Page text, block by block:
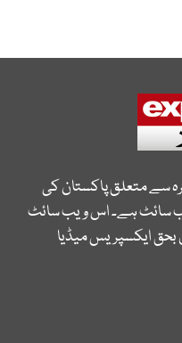
سے متعلق پاکستان کی
سائٹ ہے۔ اس ویب سائٹ
بحق ایکسپریس میڈیا